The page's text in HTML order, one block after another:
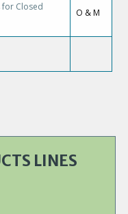
Closed
O & M
LINES